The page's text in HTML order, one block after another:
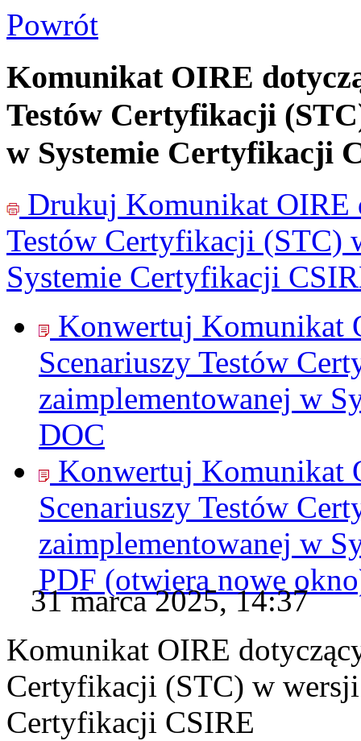
Powrót
Komunikat OIRE
Testów Certyfikacji
w Systemie Certyfikacji
Drukuj Komunikat OIRE
Testów Certyfikacji (STC)
Systemie Certyfikacji
Konwertuj Komunikat
Scenariuszy Testów
zaimplementowanej w
DOC
Konwertuj Komunikat
Scenariuszy Testów
zaimplementowanej w
PDF (otwiera nowe
31 marca 2025, 14:37
Komunikat OIRE
Certyfikacji (STC) w
Certyfikacji CSIRE